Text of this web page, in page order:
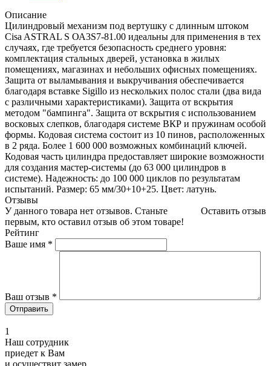
Описание
Цилиндровый механизм под вертушку с длинным штоком
Cisa ASTRAL S ОА3S7-81.00 идеальны для применения в тех
случаях, где требуется безопасность среднего уровня:
комплектация стальных дверей, установка в жилых
помещениях, магазинах и небольших офисных помещениях.
Защита от выламывания и выкручивания обеспечивается
благодаря вставке Sigillo из нескольких полос стали (два вида
с различными характеристиками). Защита от вскрытия
методом "бампинга". Защита от вскрытия с использованием
восковых слепков, благодаря системе ВКР и пружинам особой
формы. Кодовая система состоит из 10 пинов, расположенных
в 2 ряда. Более 1 600 000 возможных комбинаций ключей.
Кодовая часть цилиндра предоставляет широкие возможности
для создания мастер-системы (до 63 000 цилиндров в
системе). Надежность: до 100 000 циклов по результатам
испытаний. Размер: 65 мм/30+10+25. Цвет: латунь.
Отзывы
Оставить отзыв
У данного товара нет отзывов. Станьте
первым, кто оставил отзыв об этом товаре!
Рейтинг
Ваше имя *
Ваш отзыв *
1
Наш сотрудник
приедет к Вам
и осуществит замер.